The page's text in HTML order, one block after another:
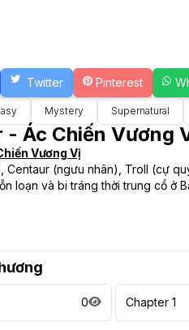
Twitter Pinterest
Mystery Supernatural
- Ác Chiến Vương
Vương Vị
Centaur (ngưu nhân), Troll (cự
loạn và bi tráng thời trung cổ ở
0 Chapter 1